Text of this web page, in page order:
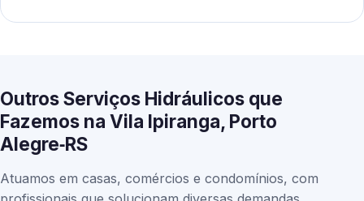
Outros Serviços Hidráulicos que
Fazemos na Vila Ipiranga, Porto
Alegre‑RS
Atuamos em casas, comércios e condomínios, com